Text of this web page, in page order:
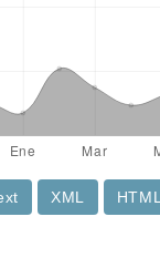
XML
HTML